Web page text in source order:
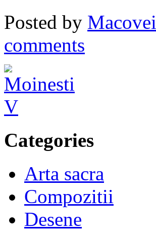
Posted by Macovei
comments
Categories
Arta sacra
Compozitii
Desene